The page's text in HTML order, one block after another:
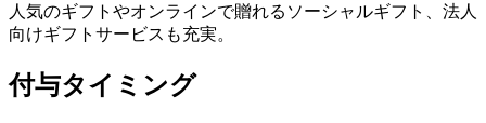
人気のギフトやオンラインで贈れるソーシャルギフト、法人
向けギフトサービスも充実。
付与タイミング